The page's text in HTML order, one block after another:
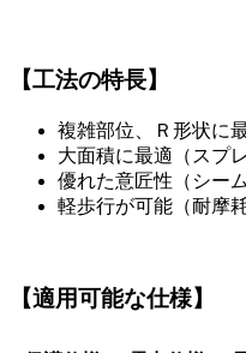
【工法の特長】
複雑部位、Ｒ形状に
大面積に最適（スプ
優れた意匠性（シー
軽歩行が可能（耐摩
【適用可能な仕様】